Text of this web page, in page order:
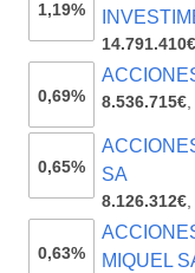
1,19%
14.791.410€
0,69% 8.536.715€,
0,65%
SA
8.126.312€,
0,63%
MIQUEL